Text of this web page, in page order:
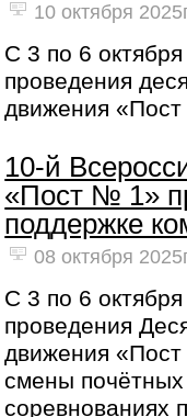
10 октября
С 3 по 6
проведения
движения
10-й
«Пост № 1»
поддержке
08 октября
С 3 по 6
проведения
движения
смены почётных
соревнованиях